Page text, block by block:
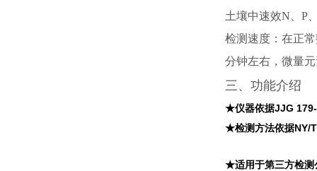
土壤中速效N、P
检测速度：在正
分钟左右，微量
三、功能介绍
★仪器依据JJG 179-
★检测方法依据NY/
★适用于第三方检测